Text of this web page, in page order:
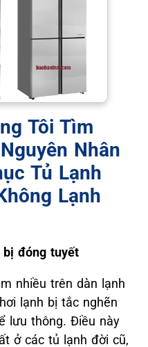
Tôi Tìm
Nhân
Tủ Lạnh
Lạnh
bị đóng tuyết
nhiều trên dàn lạnh
lạnh bị tắc nghẽn
lưu thông. Điều này
ở các tủ lạnh đời cũ,